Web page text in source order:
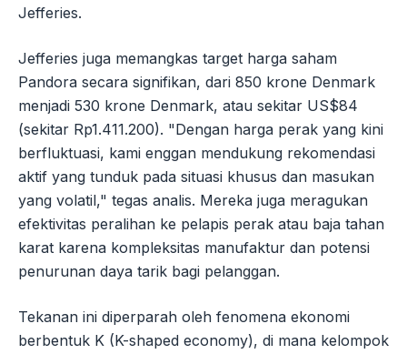
Jefferies.
Jefferies juga memangkas target harga saham
Pandora secara signifikan, dari 850 krone Denmark
menjadi 530 krone Denmark, atau sekitar US$84
(sekitar Rp1.411.200). "Dengan harga perak yang kini
berfluktuasi, kami enggan mendukung rekomendasi
aktif yang tunduk pada situasi khusus dan masukan
yang volatil," tegas analis. Mereka juga meragukan
efektivitas peralihan ke pelapis perak atau baja tahan
karat karena kompleksitas manufaktur dan potensi
penurunan daya tarik bagi pelanggan.
Tekanan ini diperparah oleh fenomena ekonomi
berbentuk K (K-shaped economy), di mana kelompok